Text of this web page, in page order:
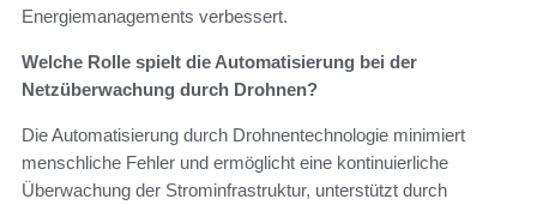
Energiemanagements verbessert.
Welche Rolle spielt die Automatisierung bei der
Netzüberwachung durch Drohnen?
Die Automatisierung durch Drohnentechnologie minimiert
menschliche Fehler und ermöglicht eine kontinuierliche
Überwachung der Strominfrastruktur, unterstützt durch